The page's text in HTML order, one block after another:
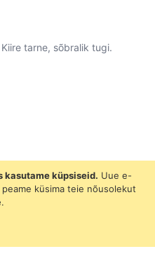
kasutame küpsiseid. Uue e-
küsima teie nõusolekut
.
tarne, sõbralik tugi.